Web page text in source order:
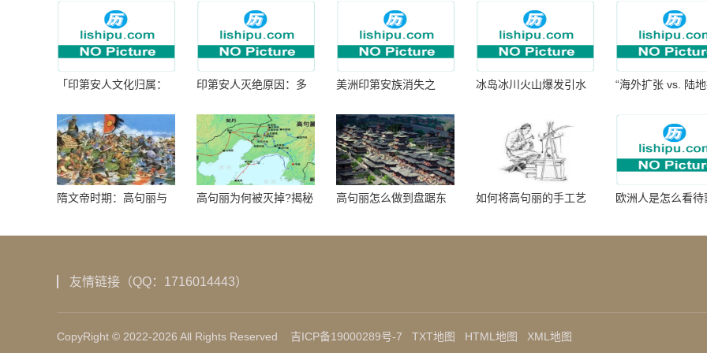
「印第安人文化归属：
印第安人灭绝原因：多
美洲印第安族消失之
冰岛冰川火山爆发引水
“海外扩张 vs. 陆
隋文帝时期：高句丽与
高句丽为何被灭掉?揭秘
秘！
高句丽怎么做到盘踞东
如何将高句丽的手工艺
欧洲人是怎么看待
友情链接（QQ：1716014443）
CopyRight © 2022-2026 All Rights Reserved 吉ICP备19000289号-7 TXT地图 HTML地图 XML地图